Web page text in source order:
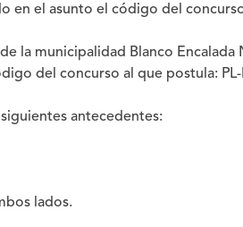
en el asunto el código del
la municipalidad Blanco Encalada
del concurso al que postula:
antecedentes:
lados.